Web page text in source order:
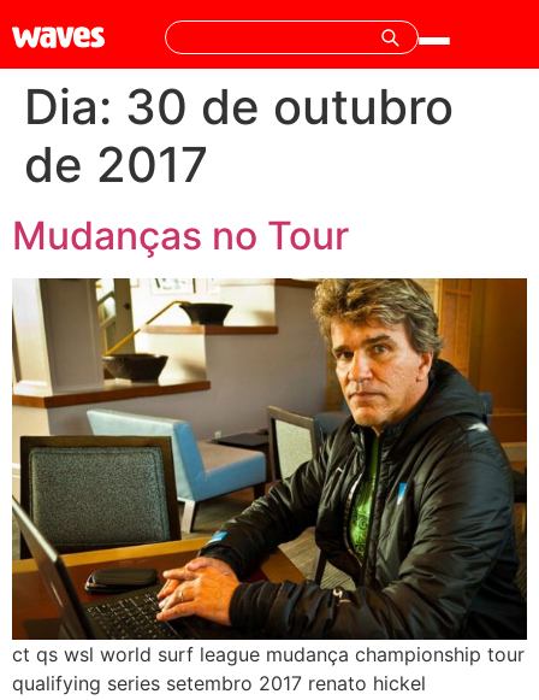
Dia: 30 de outubro
de 2017
Mudanças no Tour
ct qs wsl world surf league mudança championship tour
qualifying series setembro 2017 renato hickel